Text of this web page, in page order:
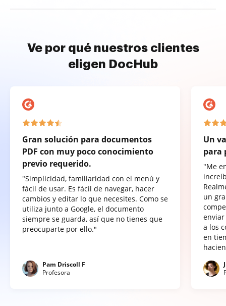
Ve por qué nuestros clientes
eligen DocHub
Gran solución para documentos
PDF con muy poco conocimiento
previo requerido.
"Simplicidad, familiaridad con el menú y
fácil de usar. Es fácil de navegar, hacer
cambios y editar lo que necesites. Como se
utiliza junto a Google, el documento
siempre se guarda, así que no tienes que
preocuparte por ello."
Pam Driscoll F
Profesora
Un
para
"Me
un
a los
en